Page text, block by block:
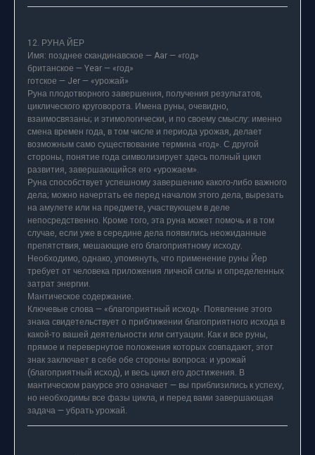
12. РУНА ЙЕР
Имя: позднее скандинавское — Aar — «год»
британское — Year — «год»
готское — Jer — «урожай»
Руна плодотворного завершения, получения результатов,
циклического круговорота. Имена руны, очевидно,
взаимосвязаны; и этимологически, и по своему смыслу: именно
смена времен года, в том числе и периода урожая, делает
возможным само существование термина «год». С другой
стороны, понятие года символизирует здесь полный цикл
развития, завершающийся его «урожаем».
Руна способствует успешному завершению какого-либо важного
дела; можно начертать ее перед началом этого дела, вырезать
на амулете или на предмете, участвующем в деле
непосредственно. Кроме того, эта руна может помочь и в том
случае, если уже в середине дела появились неожиданные
препятствия, мешающие его благоприятному исходу.
Необходимо, однако, упомянуть, что применение руны Йер
требует от человека приложения личной силы и определенных
затрат энергии.
Мантическое содержание.
Ключевые слова — «благоприятный исход». Появление этого
знака свидетельствует о приближении благоприятного исхода в
какой-то вашей деятельности или ситуации. Как и все руны,
прямое и перевернутое положения которых совпадают, этот
знак заключает в себе обе стороны вопроса: и урожай
(благоприятный исход), и весь цикл его достижения. В
мантическом ракурсе это означает — вы приблизились к успеху,
но необходимы все фазы цикла, и перед вами завершающая
задача — убрать урожай.